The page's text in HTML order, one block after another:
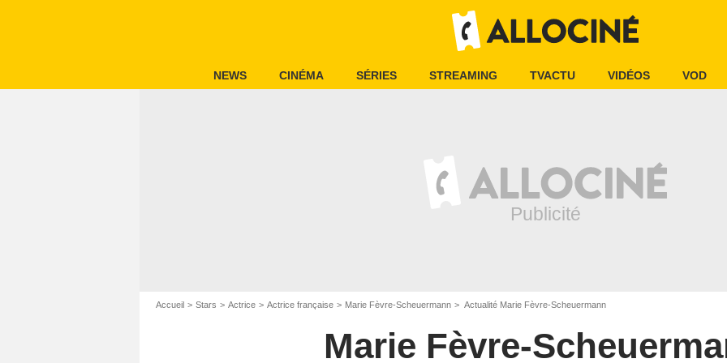
NEWS CINÉMA SÉRIES STREAMING TVACTU VIDÉOS VOD
Accueil Stars Actrice Actrice française Marie Fèvre-Scheuermann Actualité Marie Fèvre-Scheuermann
Marie Fèvre-